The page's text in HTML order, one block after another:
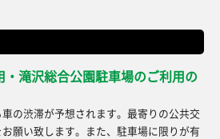
滝沢総合公園駐車場のご利用の
の渋滞が予想されます。最寄りの公共交
願い致します。また、駐車場に限りが有